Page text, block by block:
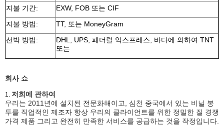
지불 기간:
EXW, FOB 또는 CIF
지불 방법:
TT, 또는 MoneyGram
선박 방법:
DHL, UPS, 페더럴 익스프레스, 바다에 의하여 TNT
또는
회사 쇼
1. 저희에 관하여
우리는 2011년에 설치된 전문화해이고, 심천 중국에서 있는 비닐 봉
투를 직업적인 제조자 항상 우리의 클라이언트를 위한 정밀한 질 경쟁
가격 제품 그리고 완전히 만족한 서비스를 공급하는 것을 작정입니다.